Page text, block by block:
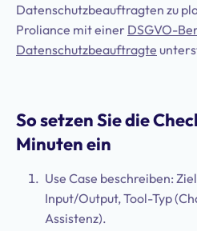
Datenschutzbeauftragten zu
Proliance mit einer DSGVO-
Datenschutzbeauftragte
So setzen Sie die
Minuten ein
Use Case beschreiben:
Input/Output, Tool-Typ
Assistenz).